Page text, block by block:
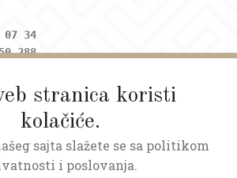
stranica koristi
kolačiće.
sajta slažete se sa politikom
i poslovanja.
07 34
288
republike